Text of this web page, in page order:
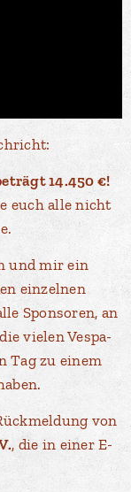
14.450 €!
euch alle nicht
und mir ein
einzelnen
Sponsoren, an
vielen Vespa-
Tag zu einem
von
, die in einer E-